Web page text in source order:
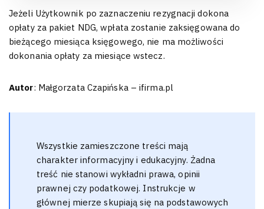
Jeżeli Użytkownik po zaznaczeniu rezygnacji dokona
opłaty za pakiet NDG, wpłata zostanie zaksięgowana do
bieżącego miesiąca księgowego, nie ma możliwości
dokonania opłaty za miesiące wstecz.
Autor: Małgorzata Czapińska – ifirma.pl
Wszystkie zamieszczone treści mają
charakter informacyjny i edukacyjny. Żadna
treść nie stanowi wykładni prawa, opinii
prawnej czy podatkowej. Instrukcje w
głównej mierze skupiają się na podstawowych